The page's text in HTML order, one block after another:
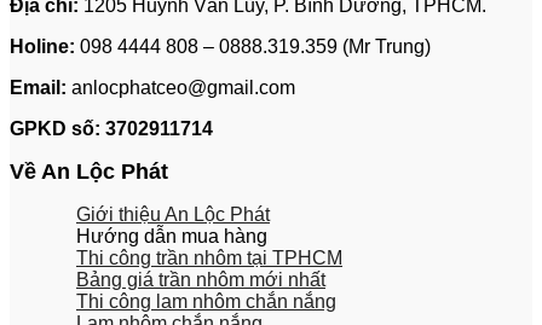
Địa chỉ: 1205 Huỳnh Văn Lũy, P. Bình Dương, TPHCM.
Holine: 098 4444 808 – 0888.319.359 (Mr Trung)
Email: anlocphatceo@gmail.com
GPKD số: 3702911714
Về An Lộc Phát
Giới thiệu An Lộc Phát
Hướng dẫn mua hàng
Thi công trần nhôm tại TPHCM
Bảng giá trần nhôm mới nhất
Thi công lam nhôm chắn nắng